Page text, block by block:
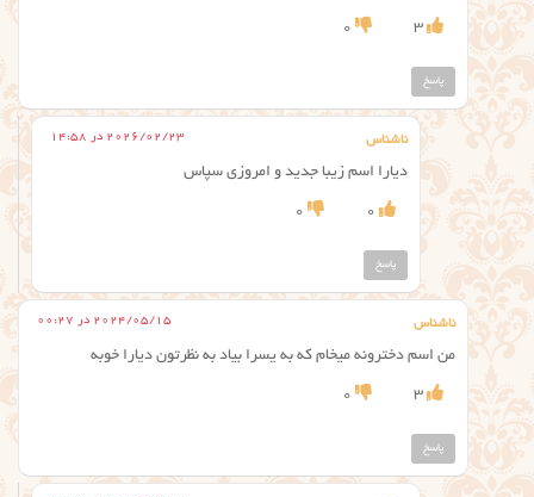
3
0
پاسخ
ناشناس 2026/02/23 در 14:58
دیارا اسم زیبا جدید و امروزی سپاس
0
0
پاسخ
ناشناس 2024/05/15 در 00:27
من اسم دخترونه میخام که به یسرا بیاد به نظرتون دیارا خوبه
3
0
پاسخ